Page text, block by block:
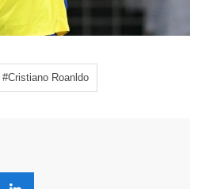
#Cristiano Roanldo